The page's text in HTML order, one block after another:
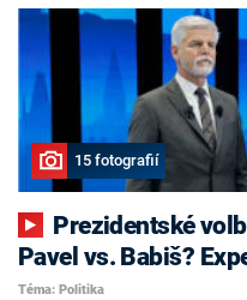
15 fotografií
Pavel vs. Babiš?
Téma: Politika